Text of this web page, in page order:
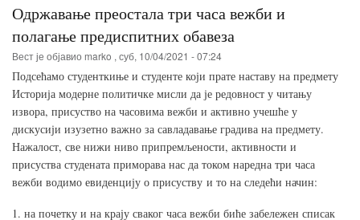
Одржавање преостала три часа вежби и
полагање предиспитних обавеза
Вест је објавио marko , суб, 10/04/2021 - 07:24
Подсећамо студенткиње и студенте који прате наставу на предмету
Историја модерне политичке мисли да је редовност у читању
извора, присуство на часовима вежби и активно учешће у
дискусији изузетно важно за савладавање градива на предмету.
Нажалост, све нижи ниво припремљености, активности и
присуства студената приморава нас да током наредна три часа
вежби водимо евиденцију о присуству и то на следећи начин:
на почетку и на крају сваког часа вежби биће забележен списак